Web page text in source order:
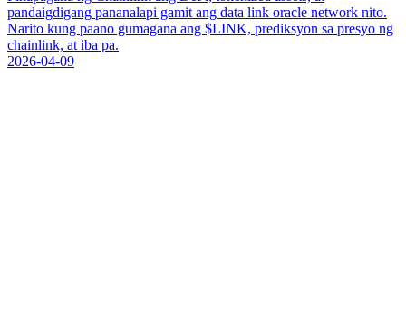
pandaigdigang pananalapi gamit ang data link oracle network nito.
Narito kung paano gumagana ang $LINK, prediksyon sa presyo ng
chainlink, at iba pa.
2026-04-09